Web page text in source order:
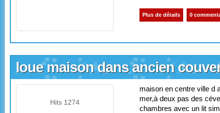
Plus de détails 0
loue maison dans ancien
Hits 1274
maison en centre ville d
mer,à deux pas des
chambres avec un lit